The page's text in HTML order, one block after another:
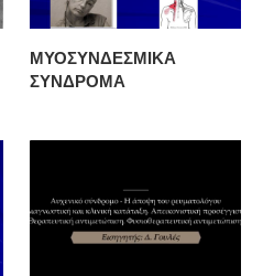
ΜΥΟΣΥΝΔΕΣΜΙΚΑ
ΣΥΝΔΡΟΜΑ